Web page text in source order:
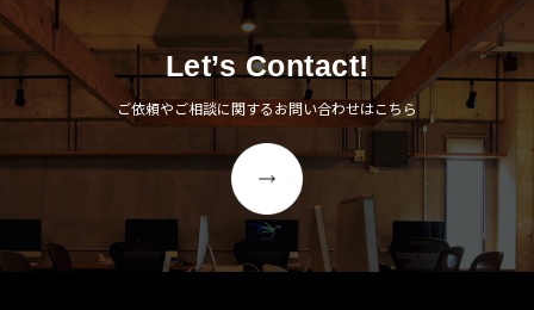
Let’s Contact!
ご依頼やご相談に関するお問い合わせはこちら